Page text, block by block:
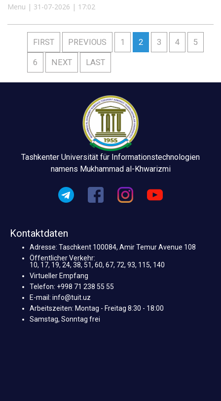
Menu | 31-07-2026 | 17:02
FIRST PREVIOUS 1 2 3 4 5
6 NEXT LAST
Tashkenter Universität für Informationstechnologien
namens Mukhammad al-Khwarizmi
Kontaktdaten
Adresse: Taschkent 100084, Amir Temur Avenue 108
Öffentlicher Verkehr:
10, 17, 19, 24, 38, 51, 60, 67, 72, 93, 115, 140
Virtueller Empfang
Telefon: +998 71 238 55 55
E-mail: info@tuit.uz
Arbeitszeiten: Montag - Freitag 8:30 - 18:00
Samstag, Sonntag frei